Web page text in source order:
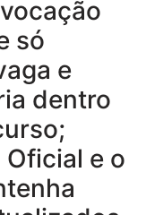
só
e
dentro
e o